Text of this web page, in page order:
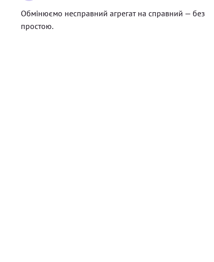
Обмінюємо несправний агрегат на справний — без
простою.